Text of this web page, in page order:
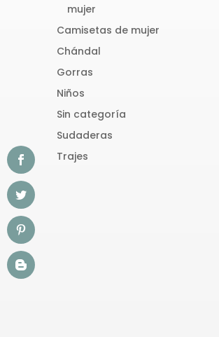
mujer
Camisetas de mujer
Chándal
Gorras
Niños
Sin categoría
Sudaderas
Trajes